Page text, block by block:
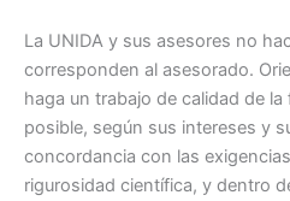
La UNIDA y sus asesores no
corresponden al asesorado.
haga un trabajo de calidad de
posible, según sus intereses y
concordancia con las
rigurosidad científica, y dentro